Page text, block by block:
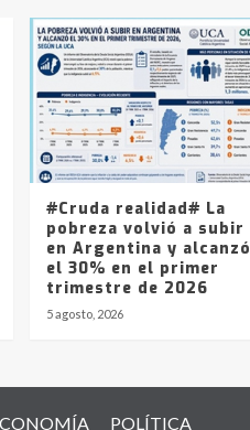
#Cruda realidad# La
pobreza volvió a subir
en Argentina y alcanzó
el 30% en el primer
trimestre de 2026
5 agosto, 2026
POLÍTICA